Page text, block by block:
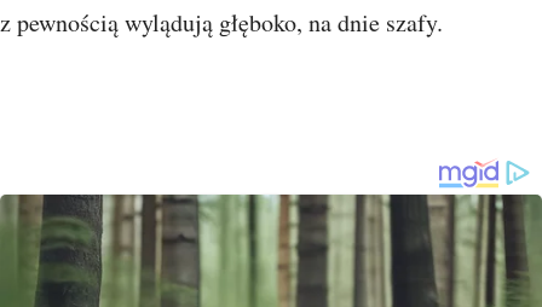
z pewnością wylądują głęboko, na dnie szafy.